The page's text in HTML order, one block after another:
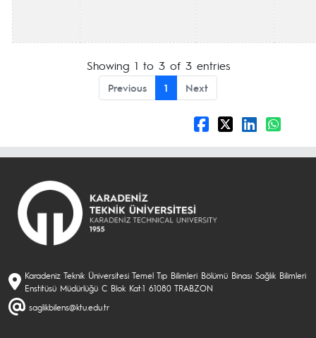
Showing 1 to 3 of 3 entries
Previous 1 Next
Karadeniz Teknik Üniversitesi Temel Tıp Bilimleri Bölümü Binası Sağlık Bilimleri
Enstitüsü Müdürlüğü C Blok Kat:1 61080 TRABZON
saglikbilens@ktu.edu.tr